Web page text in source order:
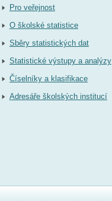
Pro veřejnost
O školské statistice
Sběry statistických dat
Statistické výstupy a analýzy
Číselníky a klasifikace
Adresáře školských institucí